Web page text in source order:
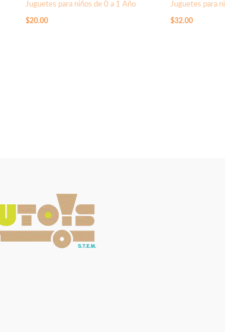
Juguetes para niños de 0 a 1 Año
$20.00
Juguetes para
$32.00